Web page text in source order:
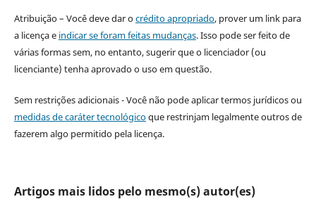
Atribuição – Você deve dar ocrédito apropriado, prover um link para
a licença e indicar se foram feitas mudanças. Isso pode ser feito de
várias formas sem, no entanto, sugerir que o licenciador (ou
licenciante) tenha aprovado o uso em questão.
Sem restrições adicionais - Você não pode aplicar termos jurídicos ou
medidas de caráter tecnológicoque restrinjam legalmente outros de
fazerem algo permitido pela licença.
Artigos mais lidos pelo mesmo(s) autor(es)